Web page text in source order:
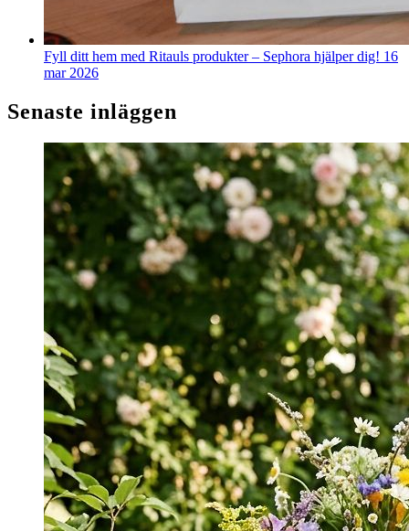
Fyll ditt hem med Ritauls produkter – Sephora hjälper dig! 16
mar 2026
Senaste inläggen